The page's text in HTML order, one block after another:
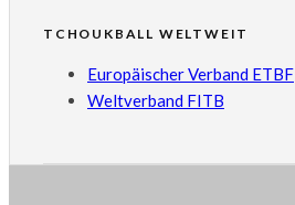
TCHOUKBALL WELTWEIT
Europäischer Verband ETBF
Weltverband FITB